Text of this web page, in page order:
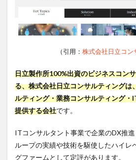
（引用： 株式会社日立コン
日立製作所100%出資のビジネスコン
る、株式会社日立コンサルティングは
ルティング・業務コンサルティング・
提供する会社です。
ITコンサルタント事業で企業のDX推
ループの実績や技術を駆使したハイレ
グファームとして定評があります。